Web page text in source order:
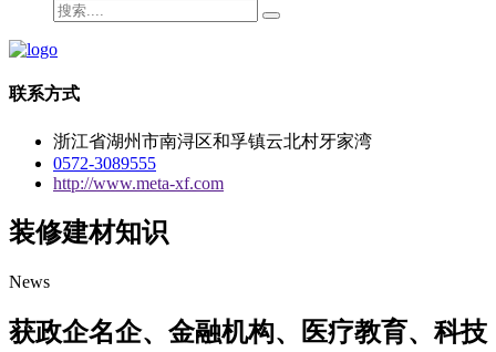
联系方式
浙江省湖州市南浔区和孚镇云北村牙家湾
0572-3089555
http://www.meta-xf.com
装修建材知识
News
获政企名企、金融机构、医疗教育、科技